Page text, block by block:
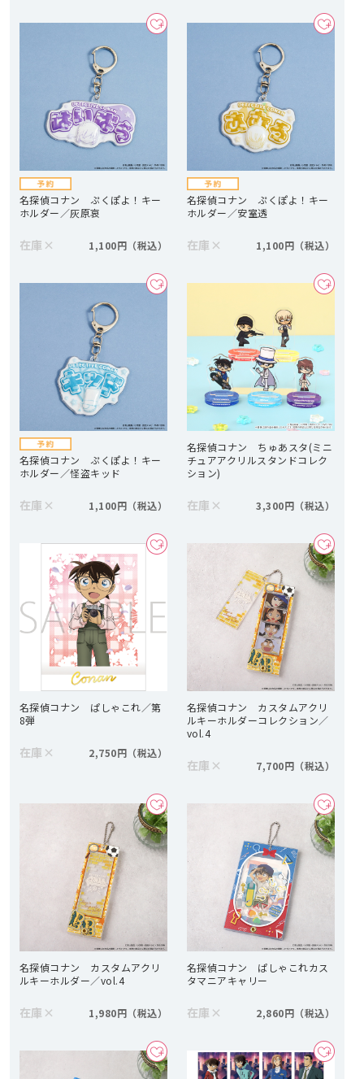
名探偵コナン ぷくぽよ！キー
ホルダー／灰原哀
在庫 × 1,100円
名探偵コナン ぷくぽよ！キー
ホルダー／安室透
在庫 × 1,100円
名探偵コナン ぷくぽよ！キー
ホルダー／怪盗キッド
在庫 × 1,100円
名探偵コナン ちゅあスタ(ミニ
チュアアクリルスタンドコレク
ション)
在庫 × 3,300円
名探偵コナン ぱしゃこれ／第
8弾
在庫 × 2,750円
名探偵コナン カスタムアクリ
ルキーホルダーコレクション／
vol.4
在庫 × 7,700円
名探偵コナン カスタムアクリ
ルキーホルダー／vol.4
在庫 × 1,980円
名探偵コナン ぱしゃこれカス
タマニアキャリー
在庫 × 2,860円